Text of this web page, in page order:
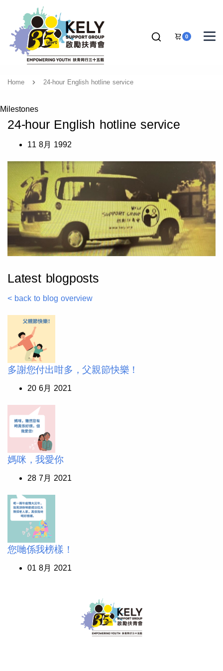
0
Home 24-hour English hotline service
Milestones
24-hour English hotline service
11 8月 1992
Latest blogposts
< back to blog overview
多謝您付出咁多，父親節快樂！
20 6月 2021
媽咪，我愛你
28 7月 2021
您哋係我榜樣！
01 8月 2021